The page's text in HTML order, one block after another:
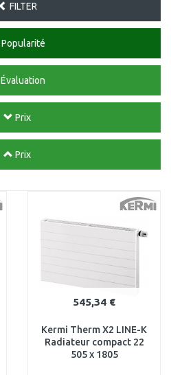
FILTER
Popularité
Évaluation
Prix
Prix
545,34 €
Kermi Therm X2 LINE-K
Radiateur compact 22
505 x 1805